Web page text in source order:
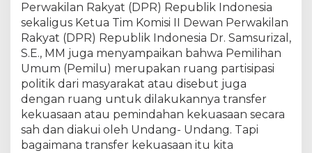
Perwakilan Rakyat (DPR) Republik Indonesia
sekaligus Ketua Tim Komisi II Dewan Perwakilan
Rakyat (DPR) Republik Indonesia Dr. Samsurizal,
S.E., MM juga menyampaikan bahwa Pemilihan
Umum (Pemilu) merupakan ruang partisipasi
politik dari masyarakat atau disebut juga
dengan ruang untuk dilakukannya transfer
kekuasaan atau pemindahan kekuasaan secara
sah dan diakui oleh Undang- Undang. Tapi
bagaimana transfer kekuasaan itu kita